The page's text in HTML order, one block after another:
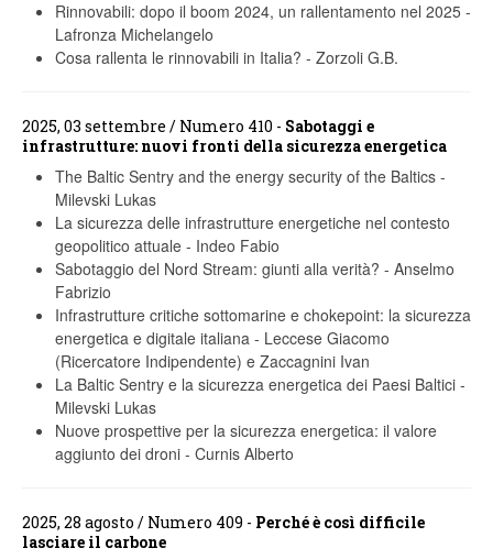
Rinnovabili: dopo il boom 2024, un rallentamento nel 2025 -
Lafronza Michelangelo
Cosa rallenta le rinnovabili in Italia? - Zorzoli G.B.
2025, 03 settembre / Numero 410 - Sabotaggi e
infrastrutture: nuovi fronti della sicurezza energetica
The Baltic Sentry and the energy security of the Baltics -
Milevski Lukas
La sicurezza delle infrastrutture energetiche nel contesto
geopolitico attuale - Indeo Fabio
Sabotaggio del Nord Stream: giunti alla verità? - Anselmo
Fabrizio
Infrastrutture critiche sottomarine e chokepoint: la sicurezza
energetica e digitale italiana - Leccese Giacomo
(Ricercatore Indipendente) e Zaccagnini Ivan
La Baltic Sentry e la sicurezza energetica dei Paesi Baltici -
Milevski Lukas
Nuove prospettive per la sicurezza energetica: il valore
aggiunto dei droni - Curnis Alberto
2025, 28 agosto / Numero 409 - Perché è così difficile
lasciare il carbone